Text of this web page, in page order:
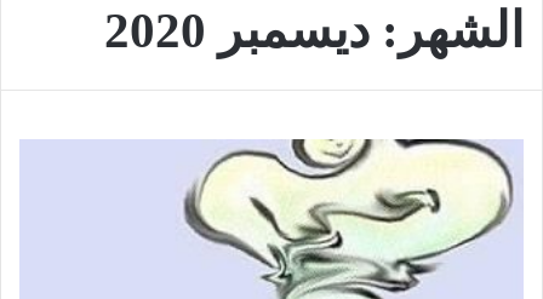
الشهر: ديسمبر 2020